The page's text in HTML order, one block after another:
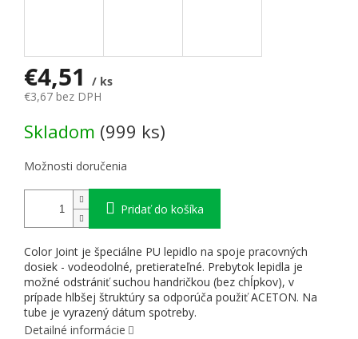
€4,51
/ ks
€3,67 bez DPH
Skladom (999 ks)
Možnosti doručenia
Pridať do košíka
Color Joint je špeciálne PU lepidlo na spoje pracovných
dosiek - vodeodolné, pretierateľné. Prebytok lepidla je
možné odstrániť suchou handričkou (bez chĺpkov), v
prípade hlbšej štruktúry sa odporúča použiť ACETON. Na
tube je vyrazený dátum spotreby.
Detailné informácie